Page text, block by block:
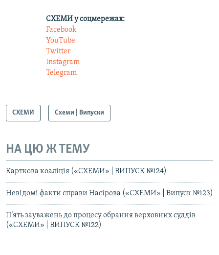
СХЕМИ у соцмережах:
Facebook
YouTube
Twitter
Instagram
Telegram
СХЕМИ Схеми | Випуски
НА ЦЮ Ж ТЕМУ
Карткова коаліція («СХЕМИ» | ВИПУСК №124)
Невідомі факти справи Насірова («СХЕМИ» | Випуск №123)
П’ять зауважень до процесу обрання верховних суддів
(«СХЕМИ» | ВИПУСК №122)